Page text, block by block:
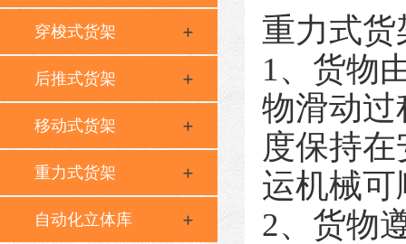
穿梭式货架
后推式货架
移动式货架
重力式货架
自动化立体库
重力式
1、货物
物滑动过
度保持
运机械
2、货物